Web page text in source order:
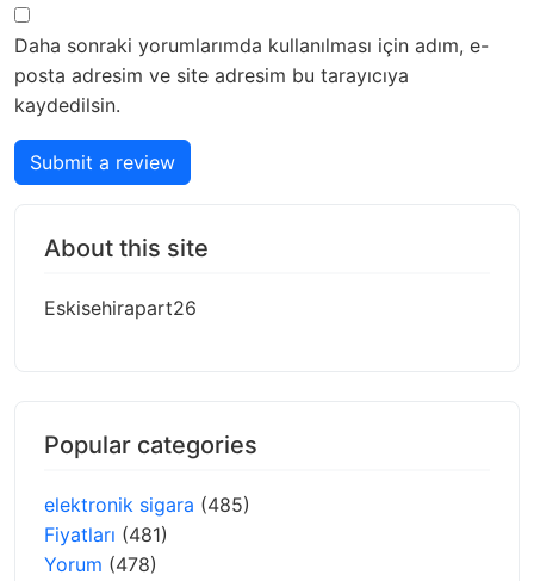
Daha sonraki yorumlarımda kullanılması için adım, e-
posta adresim ve site adresim bu tarayıcıya
kaydedilsin.
Submit a review
About this site
Eskisehirapart26
Popular categories
elektronik sigara (485)
Fiyatları (481)
Yorum (478)